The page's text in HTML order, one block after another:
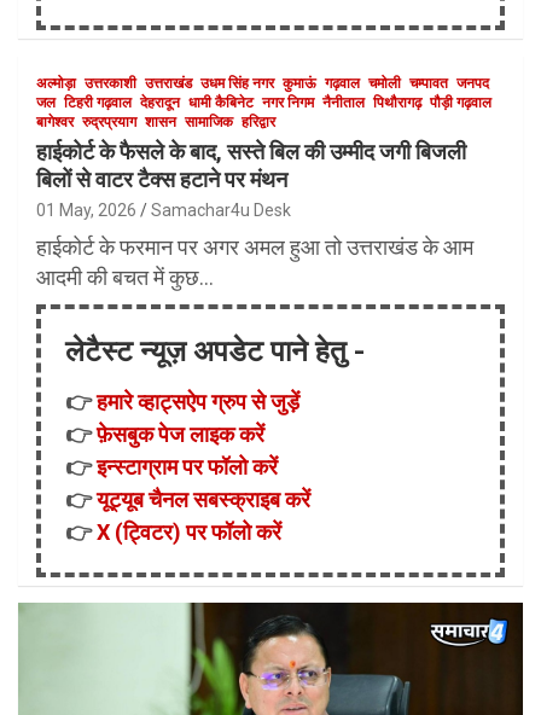
अल्मोड़ा उत्तरकाशी उत्तराखंड उधम सिंह नगर कुमाऊं गढ़वाल चमोली चम्पावत जनपद
जल टिहरी गढ़वाल देहरादून धामी कैबिनेट नगर निगम नैनीताल पिथौरागढ़ पौड़ी गढ़वाल
बागेश्वर रुद्रप्रयाग शासन सामाजिक हरिद्वार
हाईकोर्ट के फैसले के बाद, सस्ते बिल की उम्मीद जगी बिजली
बिलों से वाटर टैक्स हटाने पर मंथन
01 May, 2026 Samachar4u Desk
हाईकोर्ट के फरमान पर अगर अमल हुआ तो उत्तराखंड के आम
आदमी की बचत में कुछ…
लेटैस्ट न्यूज़ अपडेट पाने हेतु -
👉हमारे व्हाट्सऐप ग्रुप से जुड़ें
👉फ़ेसबुक पेज लाइक करें
👉इन्स्टाग्राम पर फॉलो करें
👉यूट्यूब चैनल सबस्क्राइब करें
👉X (ट्विटर) पर फॉलो करें